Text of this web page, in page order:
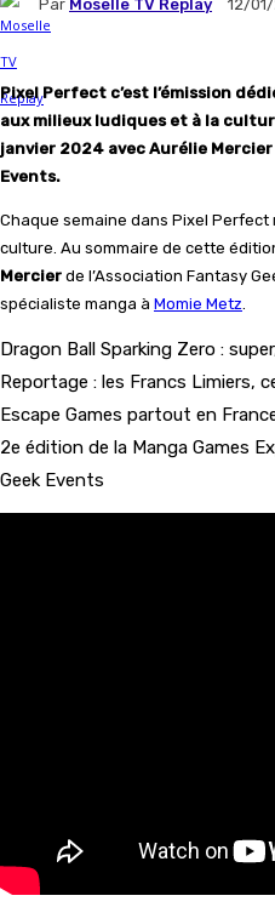
Par Moselle TV Replay 12/
Pixel Perfect c’est l’émission
aux milieux ludiques et à la
janvier 2024 avec Aurélie
Events.
Chaque semaine dans Pixel Perfect
culture. Au sommaire de cette
Mercier de l’Association Fantasy
spécialiste manga à Momie Metz.
Dragon Ball Sparking Zero :
Reportage : les Francs Limiers,
Escape Games partout en
2e édition de la Manga Games
Geek Events